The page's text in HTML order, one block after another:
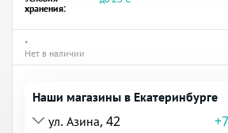
хранения:
•
Нет в наличии
Наши магазины в Екатеринбурге
ул. Азина, 42